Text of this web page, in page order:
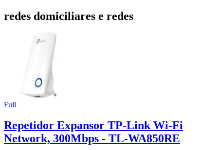
redes domiciliares e redes
Full
Repetidor Expansor TP-Link Wi-Fi
Network, 300Mbps - TL-WA850RE